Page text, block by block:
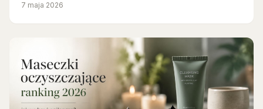
7 maja 2026